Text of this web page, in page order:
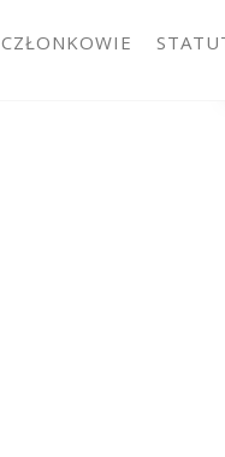
CZŁONKOWIE